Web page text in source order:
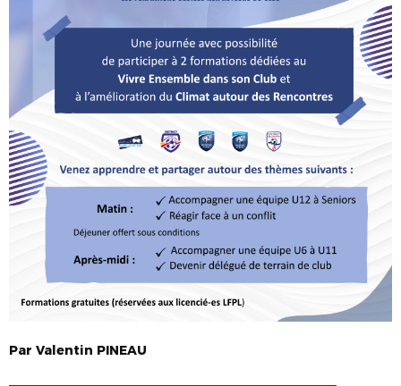
Par Valentin PINEAU